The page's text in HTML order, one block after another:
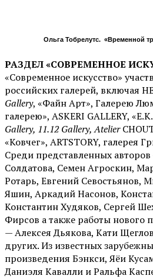
Ольга Тобрелутс. «Временной
РАЗДЕЛ «СОВРЕМЕННОЕ
«Современное искусство»
российских галерей, включая
Gallery, «Файн Арт», Галерею
галерею», ASKERI GALLERY,
Gallery, 11.12 Gallery, Atelier
«Ковчег», ARTSTORY, галерея
Среди представленных
Солдатова, Семен Агроскин,
Ротарь, Евгений Севостьянов,
Яшин, Аркадий Насонов,
Константин Худяков, Сергей
Фирсов а также работы нового
— Алексея Дьякова, Кати
других. Из известных
произведения Бэнкси, Яёи
Даниэля Кавалли и Ральфа